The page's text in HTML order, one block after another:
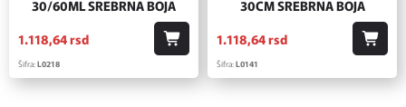
30/60ML SREBRNA BOJA
1.118,64rsd
Šifra:L0218
30CM SREBRNA BOJA
1.118,64rsd
Šifra:L0141